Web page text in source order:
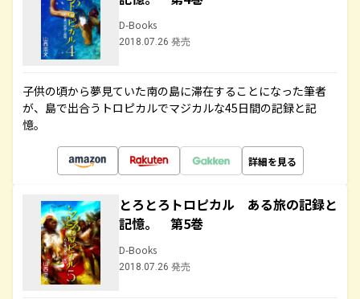
D-Books
2018.07.26 発売
子供の頃から夢見ていた南の島に滞在することになった筆者
が、島で出合うトロピカルでマジカルな45日間の記録と記
憶。
詳細を見る
とろとろトロピカル ある旅の記録と
記憶。 第5巻
D-Books
2018.07.26 発売